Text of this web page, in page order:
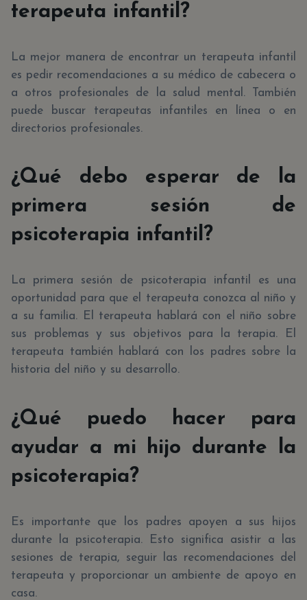
terapeuta infantil?
La mejor manera de encontrar un terapeuta infantil
es pedir recomendaciones a su médico de cabecera o
a otros profesionales de la salud mental. También
puede buscar terapeutas infantiles en línea o en
directorios profesionales.
¿Qué debo esperar de la
primera sesión de
psicoterapia infantil?
La primera sesión de psicoterapia infantil es una
oportunidad para que el terapeuta conozca al niño y
a su familia. El terapeuta hablará con el niño sobre
sus problemas y sus objetivos para la terapia. El
terapeuta también hablará con los padres sobre la
historia del niño y su desarrollo.
¿Qué puedo hacer para
ayudar a mi hijo durante la
psicoterapia?
Es importante que los padres apoyen a sus hijos
durante la psicoterapia. Esto significa asistir a las
sesiones de terapia, seguir las recomendaciones del
terapeuta y proporcionar un ambiente de apoyo en
casa.